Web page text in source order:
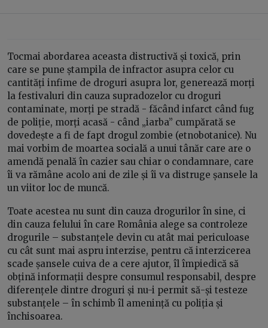
Tocmai abordarea aceasta distructivă și toxică, prin
care se pune ștampila de infractor asupra celor cu
cantități infime de droguri asupra lor, generează morți
la festivaluri din cauza supradozelor cu droguri
contaminate, morți pe stradă - făcând infarct când fug
de poliție, morți acasă - când „iarba” cumpărată se
dovedește a fi de fapt drogul zombie (etnobotanice). Nu
mai vorbim de moartea socială a unui tânăr care are o
amendă penală în cazier sau chiar o condamnare, care
îi va rămâne acolo ani de zile și îi va distruge șansele la
un viitor loc de muncă.
Toate acestea nu sunt din cauza drogurilor în sine, ci
din cauza felului în care România alege sa controleze
drogurile – substanțele devin cu atât mai periculoase
cu cât sunt mai aspru interzise, pentru că interzicerea
scade șansele cuiva de a cere ajutor, îl împiedică să
obțină informații despre consumul responsabil, despre
diferențele dintre droguri și nu-i permit să-și testeze
substanțele – în schimb îl amenință cu poliția și
închisoarea.